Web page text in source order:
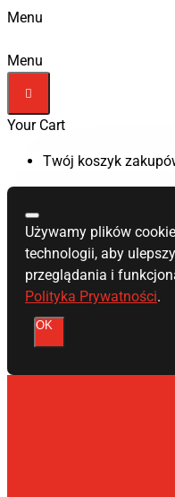
Menu
Menu
Your Cart
Twój koszyk
Używamy plików
technologii, aby
przeglądania i
Polityka Prywatności.
OK